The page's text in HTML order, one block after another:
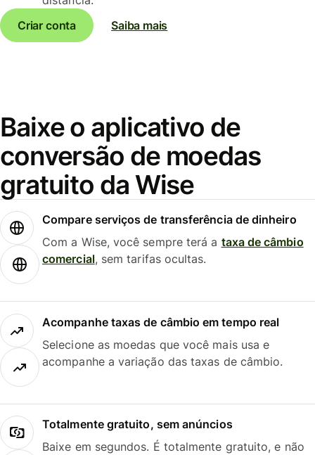
Criar conta
Saiba mais
Baixe o aplicativo de
conversão de moedas
gratuito da Wise
Compare serviços de transferência de dinheiro
Com a Wise, você sempre terá a taxa de câmbio
comercial, sem tarifas ocultas.
Acompanhe taxas de câmbio em tempo real
Selecione as moedas que você mais usa e
acompanhe a variação das taxas de câmbio.
Totalmente gratuito, sem anúncios
Baixe em segundos. É totalmente gratuito, e não